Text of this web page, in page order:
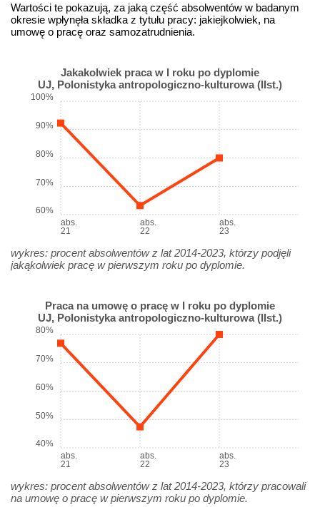
Wartości te pokazują, za jaką część absolwentów w badanym
okresie wpłynęła składka z tytułu pracy: jakiejkolwiek, na
umowę o pracę oraz samozatrudnienia.
Jakakolwiek praca w I roku po dyplomie
UJ, Polonistyka antropologiczno-kulturowa (IIst.)
abs.
21
abs.
22
abs.
23
60%
70%
80%
90%
100%
wykres: procent absolwentów z lat 2014-2023, którzy podjęli
jakąkolwiek pracę w pierwszym roku po dyplomie.
Praca na umowę o pracę w I roku po dyplomie
UJ, Polonistyka antropologiczno-kulturowa (IIst.)
abs.
21
abs.
22
abs.
23
40%
50%
60%
70%
80%
wykres: procent absolwentów z lat 2014-2023, którzy pracowali
na umowę o pracę w pierwszym roku po dyplomie.